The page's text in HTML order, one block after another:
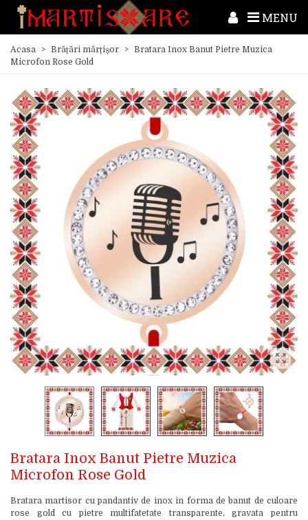
MENU
Acasa > Brățări mărțișor > Bratara Inox Banut Pietre Muzica
Microfon Rose Gold
Bratara Inox Banut Pietre Muzica
Microfon Rose Gold
Bratara martisor cu pandantiv de inox in forma de banut de culoare
rose gold cu pietre multifatetate transparente, gravata pentru